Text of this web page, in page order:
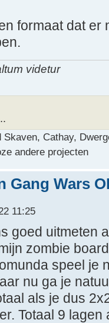
formaat dat er
videtur
Skaven, Cathay,
andere projecten
Gang Wars
11:25
goed uitmeten
zombie
speel je
nu ga je
als je dus
Totaal 9 lagen